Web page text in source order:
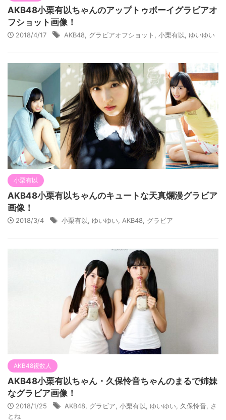
AKB48小栗有以ちゃんのアップトゥボーイグラビアオ
フショット画像！
2018/4/17 AKB48 グラビアオフショット 小栗有以 ゆいゆい
小栗有以
AKB48小栗有以ちゃんのキュートな天真爛漫グラビア
画像！
2018/3/4 小栗有以 ゆいゆい AKB48 グラビア
AKB48複数人
AKB48小栗有以ちゃん・久保怜音ちゃんのまるで姉妹
なグラビア画像！
2018/1/25 AKB48 グラビア 小栗有以 ゆいゆい 久保怜音 さ
とね